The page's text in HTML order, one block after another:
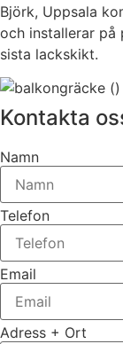
Björk, Uppsala
och installerar
sista lackskikt.
Kontakta
Namn
Telefon
Email
Adress + Ort